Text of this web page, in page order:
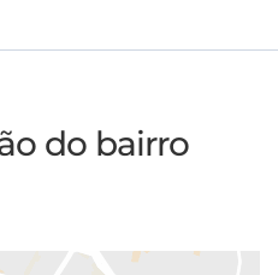
do bairro